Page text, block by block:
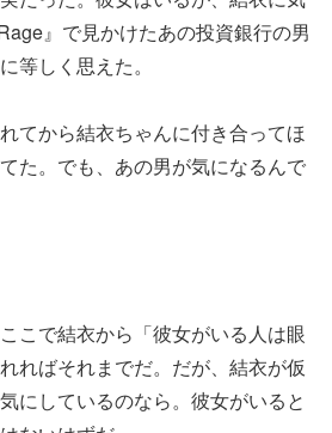
』で見かけたあの投資銀行の男
等しく思えた。
てから結衣ちゃんに付き合ってほ
た。でも、あの男が気になるんで
こで結衣から「彼女がいる人は眼
ればそれまでだ。だが、結衣が仮
にしているのなら。彼女がいると